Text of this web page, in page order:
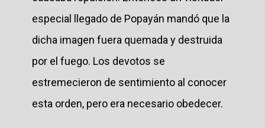
especial llegado de Popayán mandó que la
dicha imagen fuera quemada y destruida
por el fuego. Los devotos se
estremecieron de sentimiento al conocer
esta orden, pero era necesario obedecer.